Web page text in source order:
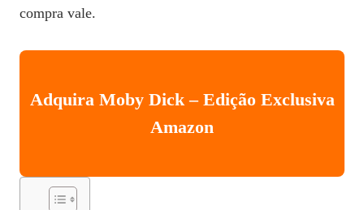
compra vale.
Adquira Moby Dick – Edição Exclusiva
Amazon